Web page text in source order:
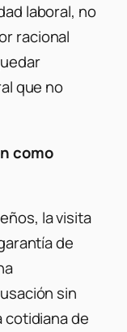
laboral, no
racional
que no
como
la visita
de
sin
de